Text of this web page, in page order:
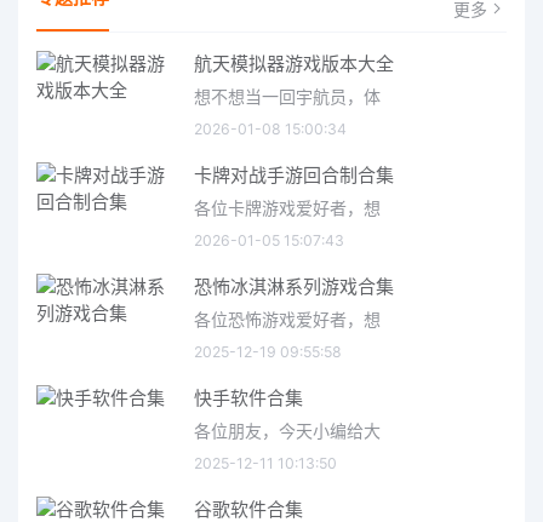
更多
航天模拟器游戏版本大全
想不想当一回宇航员，体
2026-01-08 15:00:34
卡牌对战手游回合制合集
各位卡牌游戏爱好者，想
2026-01-05 15:07:43
恐怖冰淇淋系列游戏合集
各位恐怖游戏爱好者，想
2025-12-19 09:55:58
快手软件合集
各位朋友，今天小编给大
2025-12-11 10:13:50
谷歌软件合集